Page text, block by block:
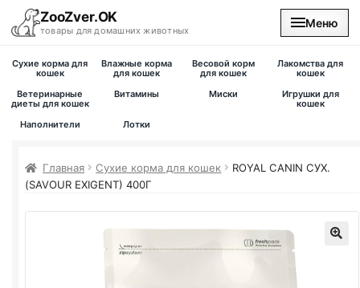
ZooZver.OK
товары для домашних животных
Меню
На главную
Сухие корма для
кошек
Влажные корма
для кошек
Весовой корм
для кошек
Лакомства для
кошек
Ветеринарные
диеты для кошек
Витамины Миски
Игрушки для
кошек
Наполнители
Лотки
Главная Сухие корма для кошек
ROYAL CANIN СУХ.
(SAVOUR EXIGENT) 400Г